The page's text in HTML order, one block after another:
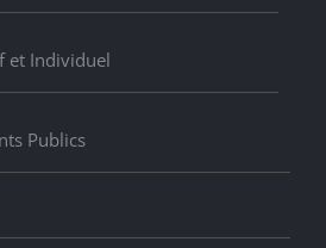
et Individuel
Publics